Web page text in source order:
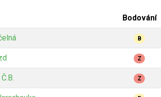
Bodování
B
Z
Z